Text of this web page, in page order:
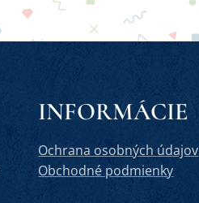
INFORMÁCIE
Ochrana osobných údajov
Obchodné podmienky